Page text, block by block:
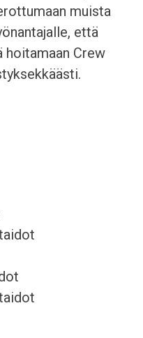
muista
että
hoitamaan Crew